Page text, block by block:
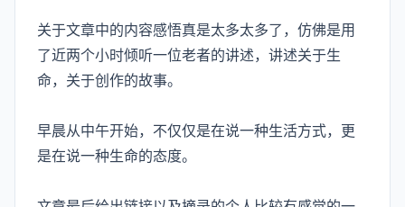
关于文章中的内容感悟真是太多太多了，仿佛是用
了近两个小时倾听一位老者的讲述，讲述关于生
命，关于创作的故事。
早晨从中午开始，不仅仅是在说一种生活方式，更
是在说一种生命的态度。